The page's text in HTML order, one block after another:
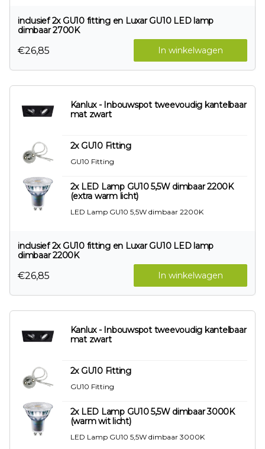
inclusief 2x GU10 fitting en Luxar GU10 LED lamp
dimbaar 2700K
In winkelwagen
€26,85
Kanlux - Inbouwspot tweevoudig kantelbaar
mat zwart
2x GU10 Fitting
GU10 Fitting
2x LED Lamp GU10 5,5W dimbaar 2200K
(extra warm licht)
LED Lamp GU10 5,5W dimbaar 2200K
inclusief 2x GU10 fitting en Luxar GU10 LED lamp
dimbaar 2200K
In winkelwagen
€26,85
Kanlux - Inbouwspot tweevoudig kantelbaar
mat zwart
2x GU10 Fitting
GU10 Fitting
2x LED Lamp GU10 5,5W dimbaar 3000K
(warm wit licht)
LED Lamp GU10 5,5W dimbaar 3000K